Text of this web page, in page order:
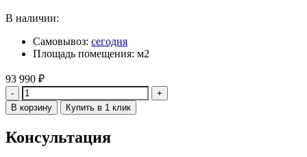
В наличии:
Самовывоз: сегодня
Площадь помещения: м2
93 990 ₽
Количество
В корзину Купить в 1 клик
Консультация